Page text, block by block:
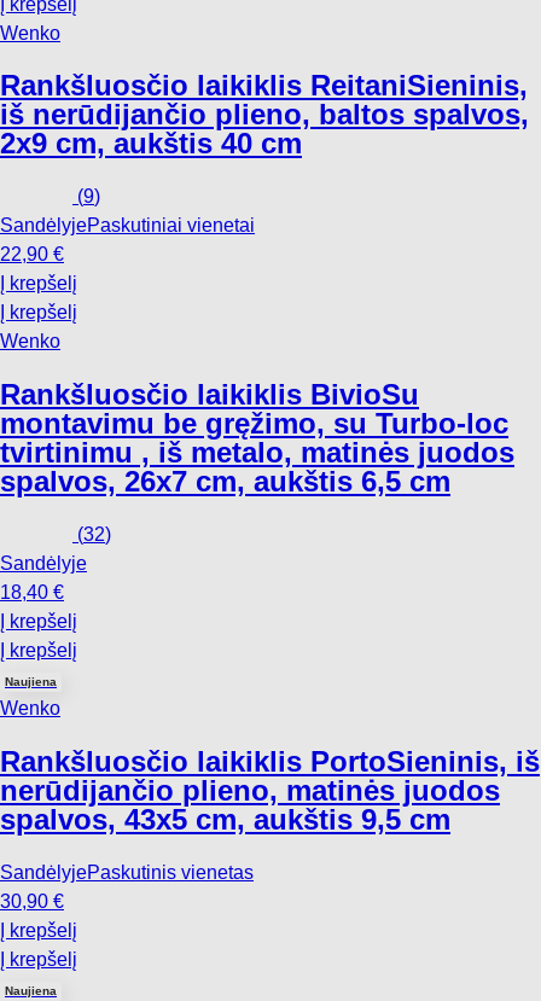
Wenko
Rankšluosčio laikiklis ReitaniSieninis,
iš nerūdijančio plieno, baltos spalvos,
2x9 cm, aukštis 40 cm
(9)
SandėlyjePaskutiniai vienetai
22,90 €
Į krepšelį
Į krepšelį
Wenko
Rankšluosčio laikiklis BivioSu
montavimu be gręžimo, su Turbo-loc
tvirtinimu , iš metalo, matinės juodos
spalvos, 26x7 cm, aukštis 6,5 cm
(32)
Sandėlyje
18,40 €
Į krepšelį
Į krepšelį
Naujiena
Wenko
Rankšluosčio laikiklis PortoSieninis, iš
nerūdijančio plieno, matinės juodos
spalvos, 43x5 cm, aukštis 9,5 cm
SandėlyjePaskutinis vienetas
30,90 €
Į krepšelį
Į krepšelį
Naujiena